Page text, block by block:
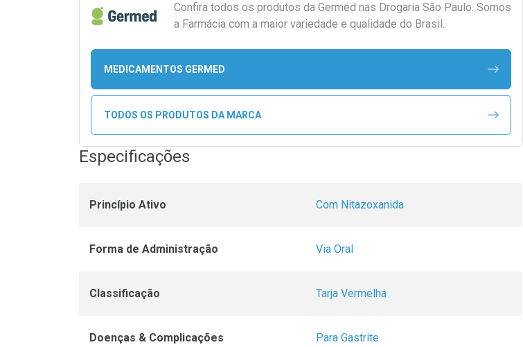
Confira todos os produtos da Germed nas Drogaria São Paulo. Somos
a Farmácia com a maior variedade e qualidade do Brasil.
MEDICAMENTOS GERMED
TODOS OS PRODUTOS DA MARCA
Especificações
Princípio Ativo Com Nitazoxanida
Forma de Administração Via Oral
Classificação Tarja Vermelha
Doenças & Complicações Para Gastrite